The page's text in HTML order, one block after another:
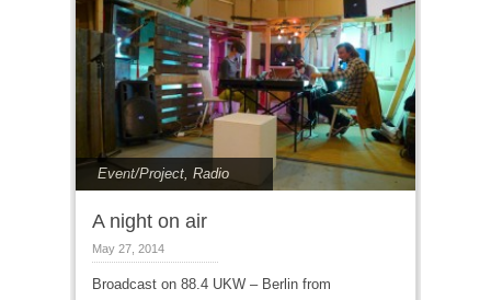
Event/Project Radio
A night on air
May 27, 2014
Broadcast on 88.4 UKW – Berlin from